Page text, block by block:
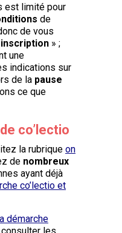
est limité pour
de
de vous
inscription » ;
une
indications sur
de la pause
ce que
co’lectio
la rubrique on
de nombreux
ayant déjà
co’lectio et
démarche